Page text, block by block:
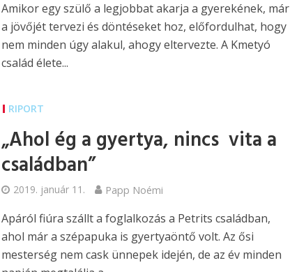
Amikor egy szülő a legjobbat akarja a gyerekének, már
a jövőjét tervezi és döntéseket hoz, előfordulhat, hogy
nem minden úgy alakul, ahogy eltervezte. A Kmetyó
család élete...
RIPORT
„Ahol ég a gyertya, nincs vita a
családban”
2019. január 11. Papp Noémi
Apáról fiúra szállt a foglalkozás a Petrits családban,
ahol már a szépapuka is gyertyaöntő volt. Az ősi
mesterség nem cask ünnepek idején, de az év minden